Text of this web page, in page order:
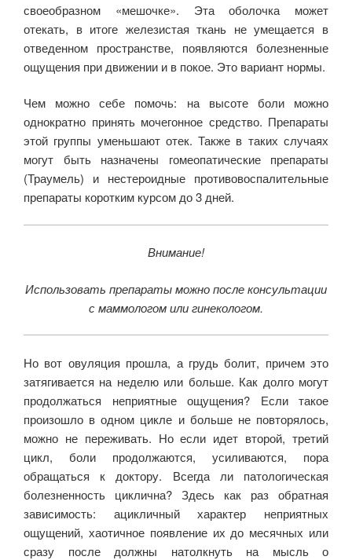
своеобразном «мешочке». Эта оболочка может
отекать, в итоге железистая ткань не умещается в
отведенном пространстве, появляются болезненные
ощущения при движении и в покое. Это вариант нормы.
Чем можно себе помочь: на высоте боли можно
однократно принять мочегонное средство. Препараты
этой группы уменьшают отек. Также в таких случаях
могут быть назначены гомеопатические препараты
(Траумель) и нестероидные противовоспалительные
препараты коротким курсом до 3 дней.
Внимание!
Использовать препараты можно после консультации
с маммологом или гинекологом.
Но вот овуляция прошла, а грудь болит, причем это
затягивается на неделю или больше. Как долго могут
продолжаться неприятные ощущения? Если такое
произошло в одном цикле и больше не повторялось,
можно не переживать. Но если идет второй, третий
цикл, боли продолжаются, усиливаются, пора
обращаться к доктору. Всегда ли патологическая
болезненность циклична? Здесь как раз обратная
зависимость: ацикличный характер неприятных
ощущений, хаотичное появление их до месячных или
сразу после должны натолкнуть на мысль о